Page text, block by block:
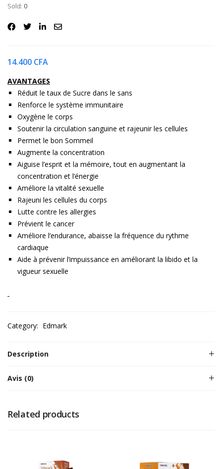
Sold: 0
14.400 CFA
AVANTAGES
Réduit le taux de Sucre dans le sans
Renforce le système immunitaire
Oxygène le corps
Soutenir la circulation sanguine et rajeunir les cellules
Permet le bon Sommeil
Augmente la concentration
Aiguise l’esprit et la mémoire, tout en augmentant la
concentration et l’énergie
Améliore la vitalité sexuelle
Rajeuni les cellules du corps
Lutte contre les allergies
Prévient le cancer
Améliore l’endurance, abaisse la fréquence du rythme
cardiaque
Aide à prévenir l’impuissance en améliorant la libido et la
vigueur sexuelle
Category: Edmark
Description
Avis (0)
Related products